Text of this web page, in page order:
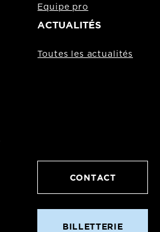
Equipe pro
ACTUALITÉS
Toutes les actualités
CONTACT
BILLETTERIE